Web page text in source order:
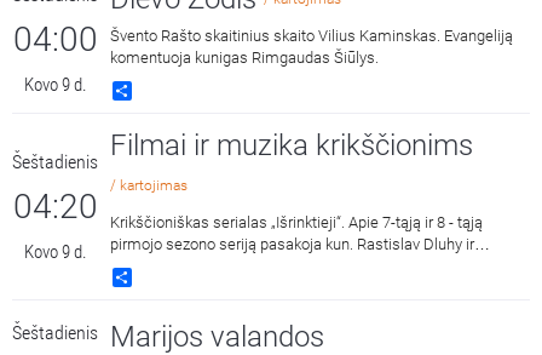
04:00
Kovo 9 d.
Švento Rašto skaitinius skaito Vilius Kaminskas. Evangeliją
komentuoja kunigas Rimgaudas Šiūlys.
Šeštadienis
04:20
Kovo 9 d.
Filmai ir muzika krikščionims
/ kartojimas
Krikščioniškas serialas „Išrinktieji“. Apie 7-tąją ir 8 - tąją
pirmojo sezono seriją pasakoja kun. Rastislav Dluhy ir
Gabrielė Slušnytė.
Šeštadienis Marijos valandos